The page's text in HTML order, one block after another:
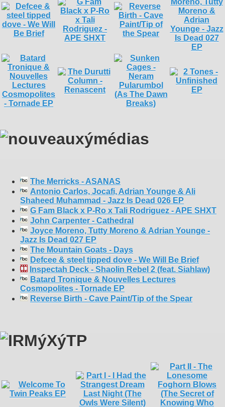
The Merricks - ASANAS
Antonio Carlos, Jocafi, Adrian Younge & Ali
Shaheed Muhammad - Jazz Is Dead 026 EP
G Fam Black x P-Ro x Tali Rodriguez - APE SHXT
John Carpenter - Cathedral
Joyce Moreno, Tutty Moreno & Adrian Younge -
Jazz Is Dead 027 EP
The Mountain Goats - Days
Defcee & steel tipped dove - We Will Be Brief
Inspectah Deck - Shaolin Rebel 2 (feat. Siahlaw)
Batard Tronique & Nouvelles Lectures
Cosmopolites - Tornade EP
Reverse Birth - Cave Paint/Tip of the Spear